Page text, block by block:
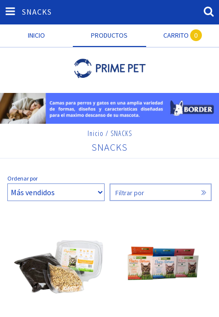
SNACKS
INICIO PRODUCTOS CARRITO 0
Inicio / SNACKS
SNACKS
Ordenar por
Filtrar por